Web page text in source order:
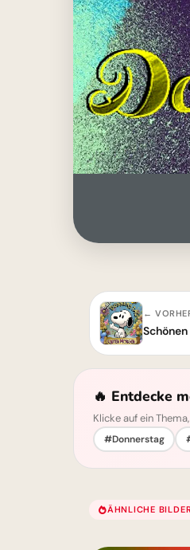
←
🔥 Entdecke
Klicke auf ein
#Donnerstag
ÄHNLICHE